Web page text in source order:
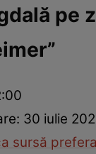
pe
30 iulie
sursă